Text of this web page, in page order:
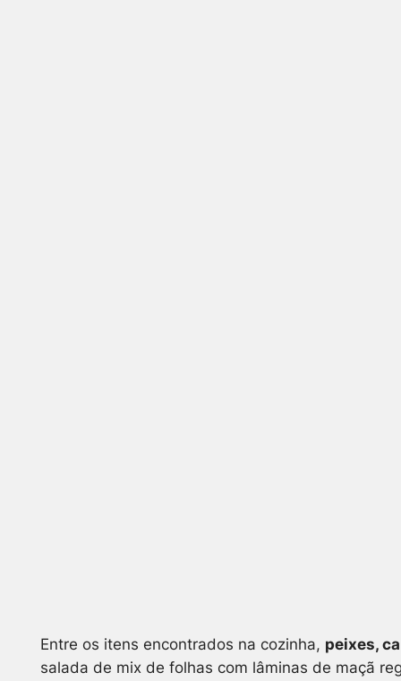
Entre os itens encontrados na cozinha, peixes,
salada de mix de folhas com lâminas de maçã